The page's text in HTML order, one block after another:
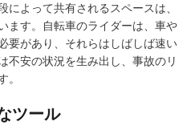
よって共有されるスペースは、
ます。自転車のライダーは、車や
要があり、それらはしばしば速い
不安の状況を生み出し、事故のリ
。
ツール